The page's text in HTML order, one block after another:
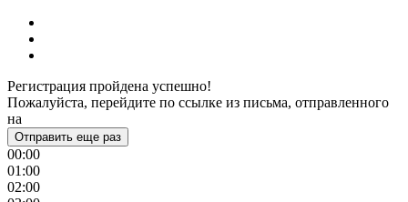
Регистрация пройдена успешно!
Пожалуйста, перейдите по ссылке из письма, отправленного
на
Отправить еще раз
00:00
01:00
02:00